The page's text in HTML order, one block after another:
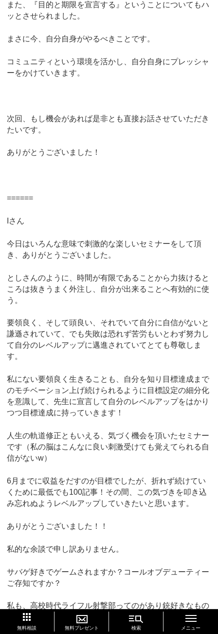
また、『目的と期限を宣言する』ということについてもハ
ッとさせられました。
まさに今、自分自身がやるべきことです。
コミュニティという環境を活かし、自分自身にプレッシャ
ーをかけていきます。
次回、もし機会があれば是非とも直接お話させていただき
たいです。
ありがとうございました！
======
Iさん
今日はいろんな意味で刺激的な楽しいセミナーをして頂
き、ありがとうございました。
としさんのように、時間が有限であることから力抜けると
ころは抜きうまく外注し、自分が出来ることへ有効的に使
う。
要領良く、そして頭良い、それでいて自分に自信がないと
謙遜されていて、でも失敗は恐れず苦労もいとわず努力し
て自分のレベルアップに邁進されていてとても尊敬しま
す。
私にない要領良く生きることも、自分を知り目標達成まで
のモチベーション上げ続けられるように目標設定の細分化
を意識して、先生に宣言して自分のレベルアップをはかり
つつ目標達成に持っていきます！
人生の軌道修正ともいえる、気づく機会を頂いたセミナー
です（私の脳はこんなに良い刺激受けても覚えてられる自
信がないw）
6月までに収益をだすのが目標でしたが、折れず続けてい
くために最低でも100記事！その間、この気づきを叩き込
み忘れぬようレベルアップしていきたいと思います。
ありがとうございました！！
私的な余談で申し訳ありません。
サバゲ好きでゲームされますか？コールオブデューティー
ご存知ですか？
私も、高校時代ライフル射撃部ってのがあり銃好きなもの
このページの先頭へ